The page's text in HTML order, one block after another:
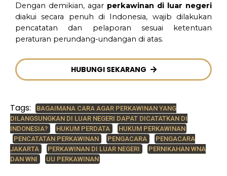
Dengan demikian, agar perkawinan di luar negeri
diakui secara penuh di Indonesia, wajib dilakukan
pencatatan dan pelaporan sesuai ketentuan
peraturan perundang-undangan di atas.
HUBUNGI SEKARANG
Tags:
BAGAIMANA CARA AGAR PERKAWINAN YANG
DILANGSUNGKAN DI LUAR NEGERI DAPAT DICATATKAN DI
INDONESIA?
HUKUM PERDATA
HUKUM PERKAWINAN
PENCATATAN PERKAWINAN
PENGACARA
PENGACARA
JAKARTA
PERKAWINAN DI LUAR NEGERI
PERNIKAHAN WNA
DAN WNI
UU PERKAWINAN